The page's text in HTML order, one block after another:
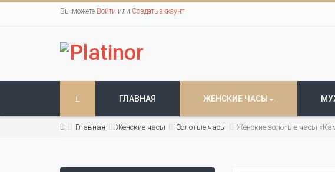
Вы можете Войти или Создать аккаунт
ГЛАВНАЯ ЖЕНСКИЕ ЧАСЫ
Главная Женские часы Золотые часы Женские золотые часы